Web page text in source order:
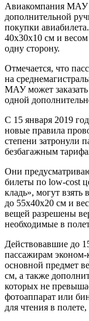
Авиакомпания МАУ
дополнительной
покупки
40х30х10 см и весом
одну сторону.
Отмечается, что
на
МАУ может заказать
одной
С 15 января 2019
новые правила
степени затронули
безбагажным
Они
билеты по low-cost
кладь», могут взять
до 55х40х20 см и
вещей разрешены
необходимые в
Действовавшие до
пассажирам эконом-
основной предмет
см, а также
которых не
фотоаппарат или
для чтения в